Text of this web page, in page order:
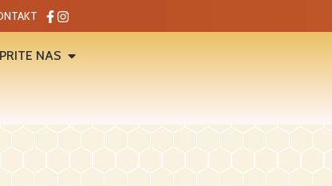
NAS